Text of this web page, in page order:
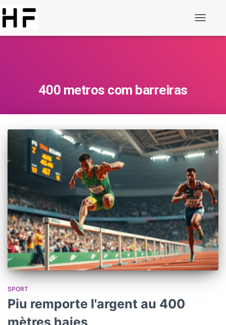
400 metros com barreiras
SPORT
Piu remporte l'argent au 400
mètres haies